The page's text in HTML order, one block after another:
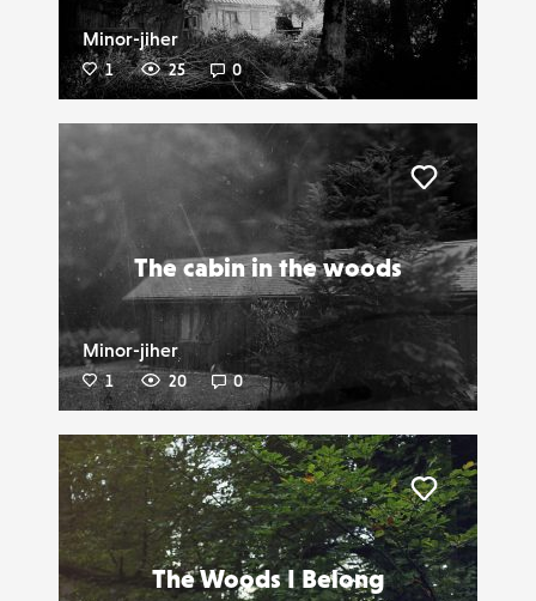
Minor-jiher
1 25 0
The cabin in the woods
Minor-jiher
1 20 0
The Woods I Belong
Liker